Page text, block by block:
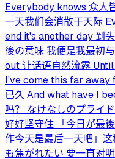
Everybody knows 众人
一天我们会消散于天际
end it's another day 到
後の意味 我便是我最初
out 让话语自然流露
I've come this far away
已久 And what have I
吗？ なけなしのプライ
好好坚守住 「今日が最
作今天是最后一天吧」
も焦がれたい 要一直对